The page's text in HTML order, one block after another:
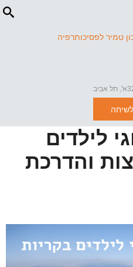
טמיר לפסיכותרפיה
לילדים
והדרכת